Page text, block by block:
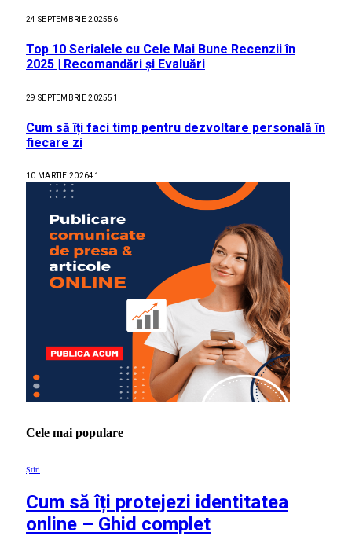
24 SEPTEMBRIE 202556
Top 10 Serialele cu Cele Mai Bune Recenzii în
2025 | Recomandări și Evaluări
29 SEPTEMBRIE 202551
Cum să îți faci timp pentru dezvoltare personală în
fiecare zi
10 MARTIE 202641
Cele mai populare
Știri
Cum să îți protejezi identitatea
online – Ghid complet